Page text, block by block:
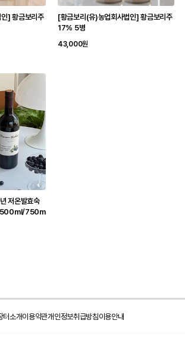
] 황금보리주
[황금보리(유)농업회사법인] 황금보리주
17% 5병
43,000원
저온발효숙
500ml/750m
터소개이용약관개인정보취급방침이용안내